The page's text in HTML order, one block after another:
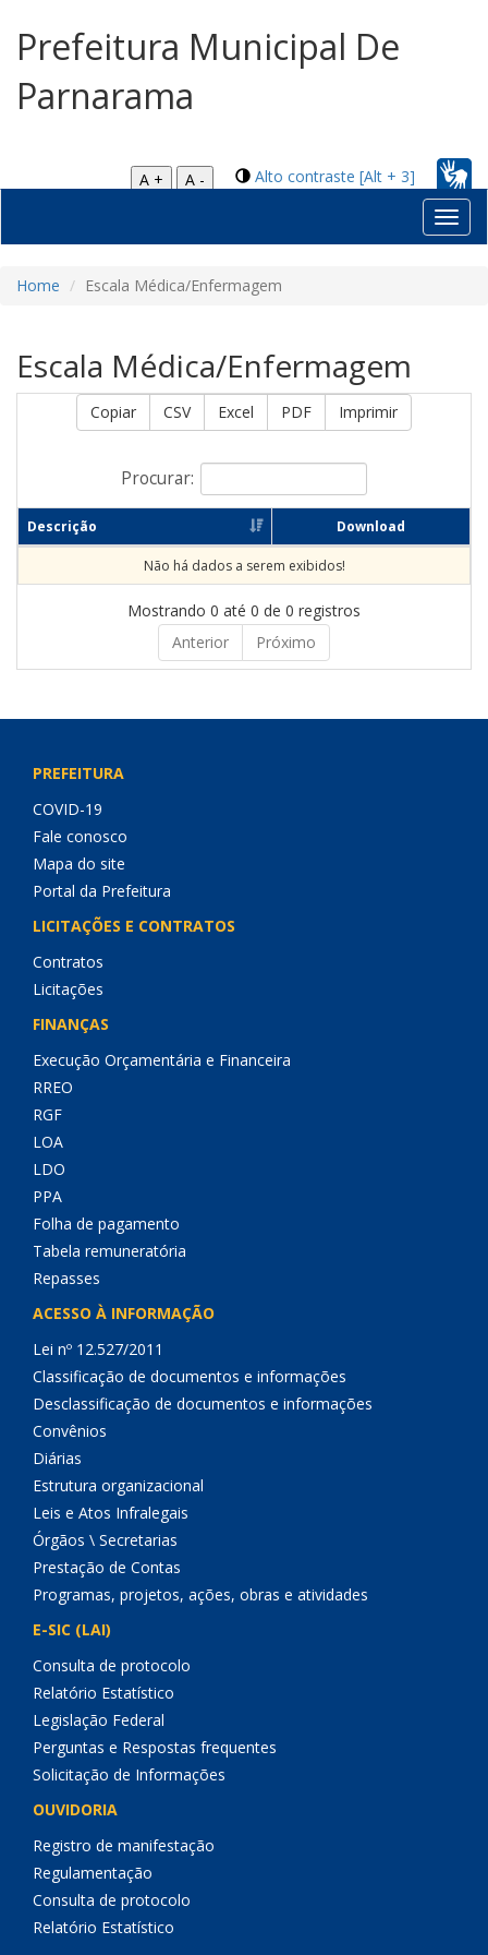
Prefeitura Municipal De
Parnarama
Alto contraste [Alt + 3]
A +
A -
Home Escala Médica/Enfermagem
Escala Médica/Enfermagem
Copiar CSV Excel PDF Imprimir
Procurar:
Descrição Download
Não há dados a serem exibidos!
Mostrando 0 até 0 de 0 registros
Anterior
Próximo
PREFEITURA
COVID-19
Fale conosco
Mapa do site
Portal da Prefeitura
LICITAÇÕES E CONTRATOS
Contratos
Licitações
FINANÇAS
Execução Orçamentária e Financeira
RREO
RGF
LOA
LDO
PPA
Folha de pagamento
Tabela remuneratória
Repasses
ACESSO À INFORMAÇÃO
Lei nº 12.527/2011
Classificação de documentos e informações
Desclassificação de documentos e informações
Convênios
Diárias
Estrutura organizacional
Leis e Atos Infralegais
Órgãos \ Secretarias
Prestação de Contas
Programas, projetos, ações, obras e atividades
E-SIC (LAI)
Consulta de protocolo
Relatório Estatístico
Legislação Federal
Perguntas e Respostas frequentes
Solicitação de Informações
OUVIDORIA
Registro de manifestação
Regulamentação
Consulta de protocolo
Relatório Estatístico